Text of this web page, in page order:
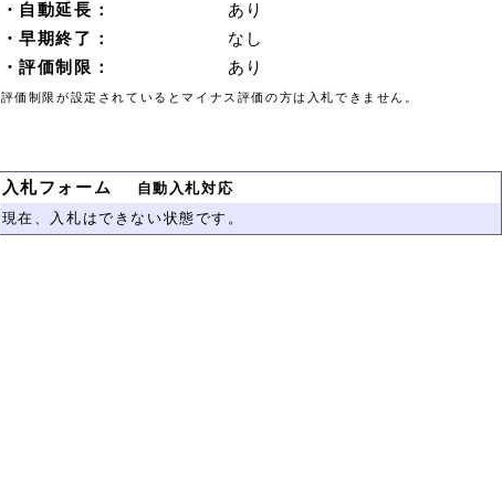
・自動延長：
あり
・早期終了：
なし
・評価制限：
あり
評価制限が設定されているとマイナス評価の方は入札できません。
入札フォーム
自動入札対応
現在、入札はできない状態です。